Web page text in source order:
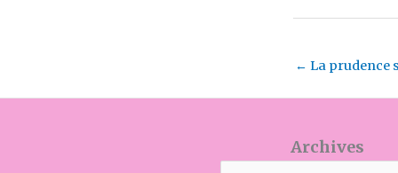
← La prudence
Archives